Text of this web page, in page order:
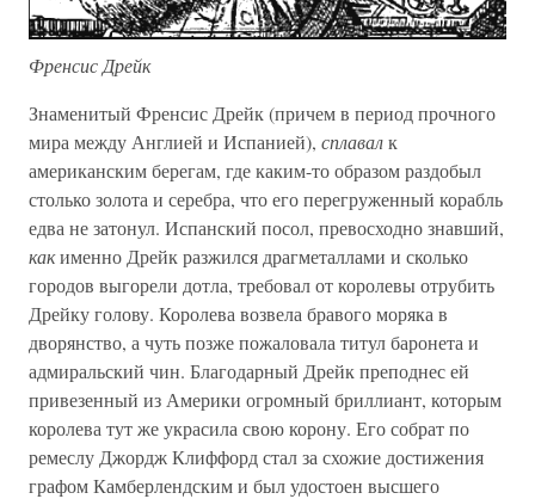
Френсис Дрейк
Знаменитый Френсис Дрейк (причем в период прочного
мира между Англией и Испанией), сплавалк
американским берегам, где каким-то образом раздобыл
столько золота и серебра, что его перегруженный корабль
едва не затонул. Испанский посол, превосходно знавший,
какименно Дрейк разжился драгметаллами и сколько
городов выгорели дотла, требовал от королевы отрубить
Дрейку голову. Королева возвела бравого моряка в
дворянство, а чуть позже пожаловала титул баронета и
адмиральский чин. Благодарный Дрейк преподнес ей
привезенный из Америки огромный бриллиант, которым
королева тут же украсила свою корону. Его собрат по
ремеслу Джордж Клиффорд стал за схожие достижения
графом Камберлендским и был удостоен высшего